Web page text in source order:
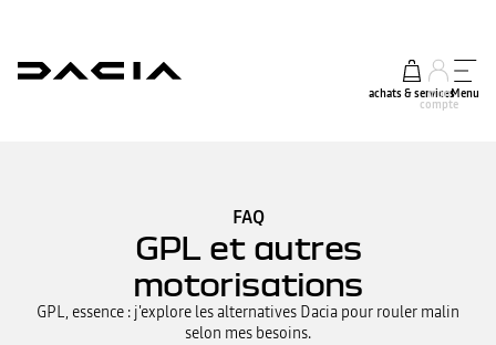
achats & services
mon
compte
Menu
FAQ
GPL et autres
motorisations
GPL, essence : j'explore les alternatives Dacia pour rouler malin
selon mes besoins.